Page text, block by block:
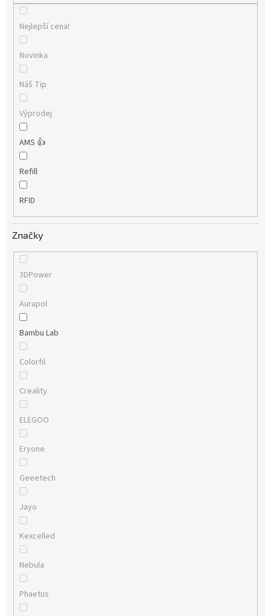
Nejlepší cena!
Novinka
Náš Tip
Výprodej
AMS 👍
Refill
RFID
Značky
3DPower
Aurapol
Bambu Lab
Colorfil
Creality
ELEGOO
Eryone
Geeetech
Jayo
Kexcelled
Nebula
Phaetus